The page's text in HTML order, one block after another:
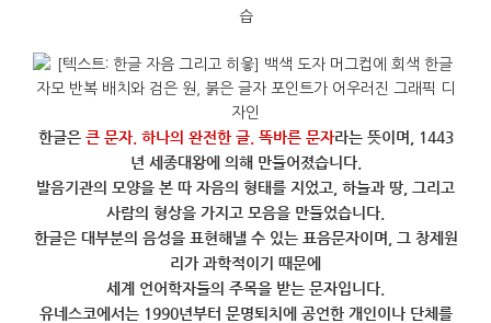
한글은 큰 문자. 하나의 완전한 글. 똑바른 문자라는 뜻이며
, 1443
년 세종대왕에 의해 만들어졌습니다.
발음기관의 모양을 본 따 자음의 형태를 지었고 하늘과 땅
그리고
사람의 형상을 가지고 모음을 만들었습니다
한글은 대부분의 음성을 표현해낼 수 있는 표음문자이며 그 창제원
리가 과학적이기 때문에
세계
언어학자들의 주목을 받는 문자입니다
유네스코에서는1990년부터 문명퇴치에 공언한 개인이나 단체를